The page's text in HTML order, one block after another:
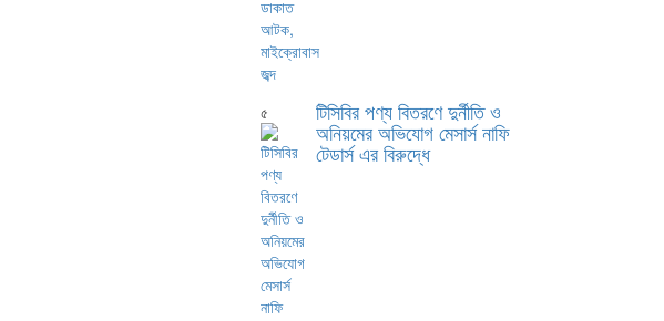
৫ টিসিবির পণ্য বিতরণে দুর্নীতি ও
অনিয়মের অভিযোগ মেসার্স নাফি
টেডার্স এর বিরুদ্ধে